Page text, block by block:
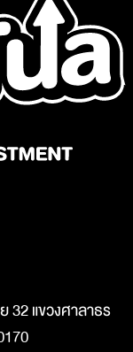
แขวงศาลาธร